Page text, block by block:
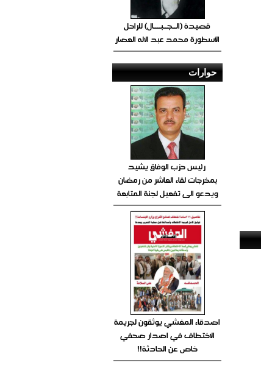
قصيدة (الــجــبــــال) للراحل
الأسطورة محمد عبد الاله العصار
حوارات
رئيس حزب الوفاق يشيد
بمخرجات لقاء العاشر من رمضان
ويدعو الى تفعيل لجنة المتابعة
اصدقاء المغشي يوثقون لجريمة
الاختطاف في اصدار صحفي
خاص عن الحادثة!!